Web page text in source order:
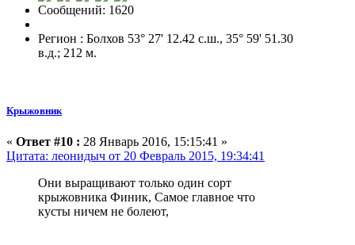
Сообщений: 1620
Регион : Болхов 53° 27' 12.42 с.ш., 35° 59' 51.30
в.д.; 212 м.
Крыжовник
« Ответ #10 : 28 Январь 2016, 15:15:41 »
Цитата: леонидыч от 20 Февраль 2015, 19:34:41
Они выращивают только один сорт
крыжовника Финик, Самое главное что
кусты ничем не болеют,